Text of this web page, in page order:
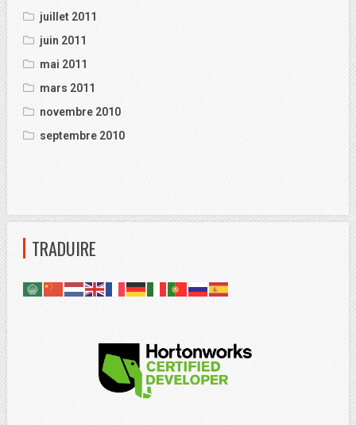
juillet 2011
juin 2011
mai 2011
mars 2011
novembre 2010
septembre 2010
TRADUIRE